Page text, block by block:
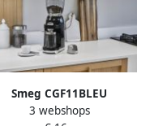
Smeg CGF11BLEU
Elektrische Koffiemolen
3 webshops